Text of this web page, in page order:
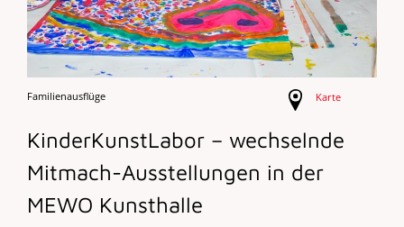
Familienausflüge Karte
KinderKunstLabor – wechselnde
Mitmach-Ausstellungen in der
MEWO Kunsthalle